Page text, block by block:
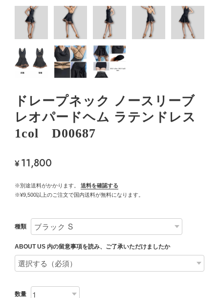
ドレープネック ノースリーブ
レオパードヘム ラテンドレス
1col D00687
¥11,800
※別途送料がかかります。
送料を確認する
※¥9,500以上のご注文で国内送料が無料になります。
種類
ABOUT US 内の留意事項を読み、ご了承いただけましたか
数量